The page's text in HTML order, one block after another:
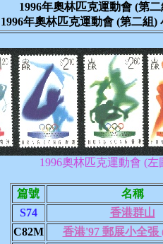
1996年奧林匹克運動會 (第
1996年奧林匹克運動會 (第二組)
1996奧林匹克運動會 (
篇號 名稱
S74
香港群山
C82M
香港'97 郵展小全張